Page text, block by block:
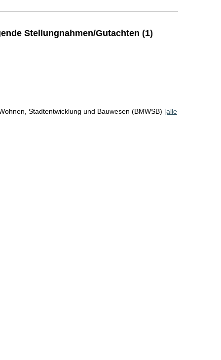
Stellungnahmen/Gutachten (1)
Stadtentwicklung und Bauwesen (BMWSB) [alle